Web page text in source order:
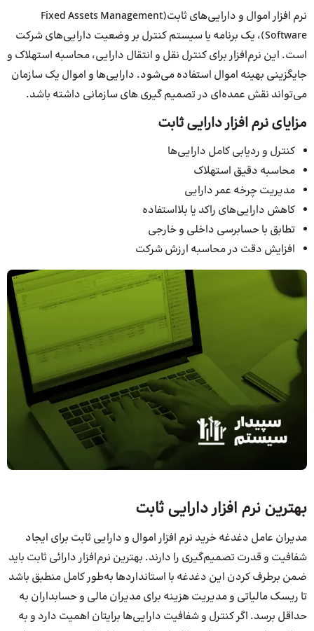
نرم افزار اموال و دارایی‌های ثابت(Fixed Assets Management
Software)، یک برنامه یا سیستم کنترل بر وضعیت دارایی‌های شرکت
است. این نرم‌افزار برای کنترل نقل و انتقال دارایی، محاسبه استهلاک و
جایگزینی بهینه اموال استفاده می‌شود. دارایی‌ها و اموال یک سازمان
می‌تواند نقش عمده‌ای در تصمیم گیری های سازمانی داشته باشد.
مزایای نرم افزار دارایی ثابت
کنترل و ردیابی کامل دارایی‌ها
محاسبه دقیق استهلاک
مدیریت چرخه عمر دارایی
کاهش دارایی‌های راکد یا بلااستفاده
تطابق با حسابرسی داخلی و خارجی
افزایش دقت در محاسبه ارزش شرکت
بهترین نرم افزار دارایی ثابت
مدیران عامل دغدغه خرید نرم افزار اموال و دارایی ثابت برای ایجاد
شفافیت و قدرت تصمیم‌گیری را دارند. بهترین نرم‌افزار دارائی ثابت باید
ضمن برطرف کردن این دغدغه با استانداردها به‌طور کامل منطبق باشد
تا ریسک مالیاتی و مدیریت هزینه برای مدیران مالی و حسابداران به
حداقل برسد. اگر کنترل و شفافیت دارایی‌ها برایتان اهمیت دارد و به